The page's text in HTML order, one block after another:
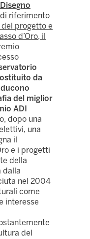
di riferimento
progetto e
d’Oro, il
da
del miglior
ADI
dopo una
una
il
e i progetti
della
dalla
nel 2004
come
interesse
del